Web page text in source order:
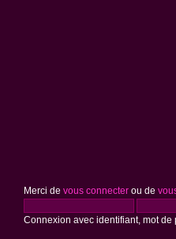
Merci de vous connecterou de
Connexion avec identifiant, mot de